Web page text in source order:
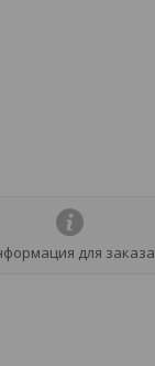
для заказа